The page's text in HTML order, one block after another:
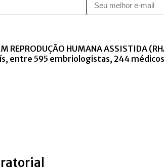
REPRODUÇÃO HUMANA
entre 595 embriologistas, 244